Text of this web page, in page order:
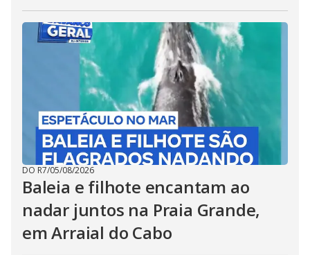
DO R7/05/08/2026
Baleia e filhote encantam ao
nadar juntos na Praia Grande,
em Arraial do Cabo